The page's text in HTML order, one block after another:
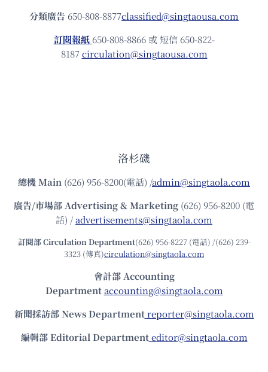
分類廣告 650-808-8877classified@singtaousa.com
訂閱報紙 650-808-8866 或 短信 650-822-
8187circulation@singtaousa.com
洛杉磯
總機Main (626) 956-8200(電話) /admin@singtaola.com
廣告/市場部Advertising & Marketing (626) 956-8200 (電
話) /advertisements@singtaola.com
訂閱部 Circulation Department(626) 956-8227 (電話) /(626) 239-
3323 (傳真)circulation@singtaola.com
會計部 Accounting
Department accounting@singtaola.com
新聞採訪部 News Department reporter@singtaola.com
編輯部 Editorial Department editor@singtaola.com